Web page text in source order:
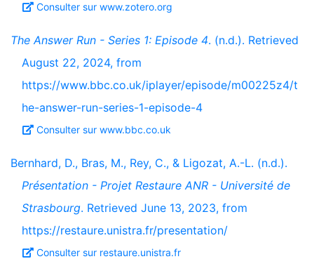
Consulter sur www.zotero.org
The Answer Run - Series 1: Episode 4. (n.d.). Retrieved
August 22, 2024, from
https://www.bbc.co.uk/iplayer/episode/m00225z4/t
he-answer-run-series-1-episode-4
Consulter sur www.bbc.co.uk
Bernhard, D., Bras, M., Rey, C., & Ligozat, A.-L. (n.d.).
Présentation - Projet Restaure ANR - Université de
Strasbourg. Retrieved June 13, 2023, from
https://restaure.unistra.fr/presentation/
Consulter sur restaure.unistra.fr